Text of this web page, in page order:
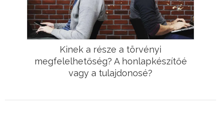
Kinek a része a törvényi
megfelelhetőség? A honlapkészítőé
vagy a tulajdonosé?